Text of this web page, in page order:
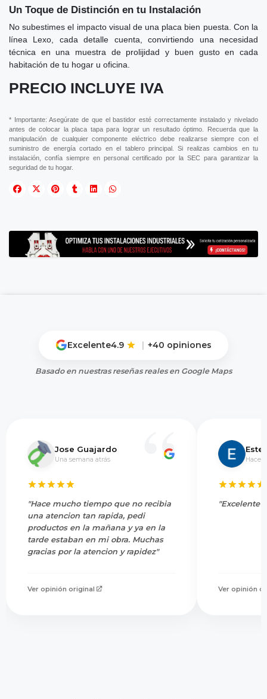
Un Toque de Distinción en tu Instalación
No subestimes el impacto visual de una placa bien puesta. Con la
línea Lexo, cada detalle cuenta, convirtiendo una necesidad
técnica en una muestra de prolijidad y buen gusto en cada
habitación de tu hogar u oficina.
PRECIO INCLUYE IVA
* Importante: Asegúrate de que el bastidor esté correctamente instalado y nivelado
antes de colocar la placa tapa para lograr un resultado óptimo. Recuerda que la
manipulación de cualquier componente eléctrico debe realizarse siempre con el
suministro de energía cortado en el tablero principal. Si realizas cambios en tu
instalación, confía siempre en personal certificado por la SEC para garantizar la
seguridad de tu hogar.
Excelente4.9 | +40 opiniones
Basado en nuestras reseñas reales en Google Maps
Jose Guajardo
Una semana atrás
"Hace mucho tiempo que no recibia
una atencion tan rapida, pedi
productos en la mañana y ya en la
tarde estaban en mi obra. Muchas
gracias por la atencion y rapidez"
Ver opinión original
Hace
"Excelente
Ver opinión